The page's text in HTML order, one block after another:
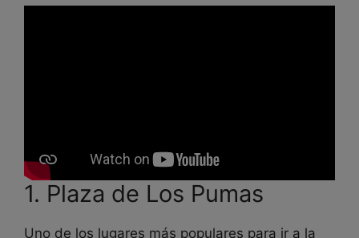
1. Plaza de Los Pumas
Uno de los lugares más populares para ir a la